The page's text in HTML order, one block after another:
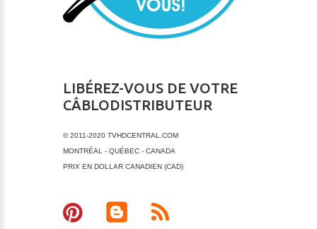
LIBÉREZ-VOUS DE VOTRE
CÂBLODISTRIBUTEUR
© 2011-2020 TVHDCENTRAL.COM
MONTRÉAL - QUÉBEC - CANADA
PRIX EN DOLLAR CANADIEN (CAD)